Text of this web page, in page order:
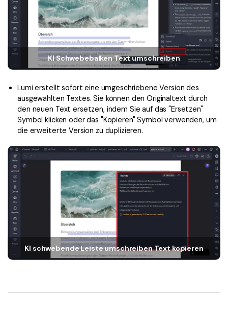
KI Schwebebalken Text umschreiben
Lumi erstellt sofort eine umgeschriebene Version des
ausgewählten Textes. Sie können den Originaltext durch
den neuen Text ersetzen, indem Sie auf das "Ersetzen"
Symbol klicken oder das "Kopieren" Symbol verwenden, um
die erweiterte Version zu duplizieren.
KI schwebende Leiste umschreiben Text kopieren